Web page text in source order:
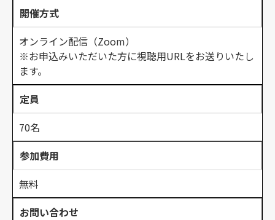
開催方式
オンライン配信（Zoom）
※お申込みいただいた方に視聴用URLをお送りいたし
ます。
定員
70名
参加費用
無料
お問い合わせ